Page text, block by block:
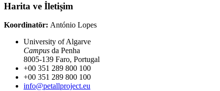
Harita ve İletişim
Koordinatör: António Lopes
University of Algarve
Campus da Penha
8005-139 Faro, Portugal
+00 351 289 800 100
+00 351 289 800 100
info@petallproject.eu